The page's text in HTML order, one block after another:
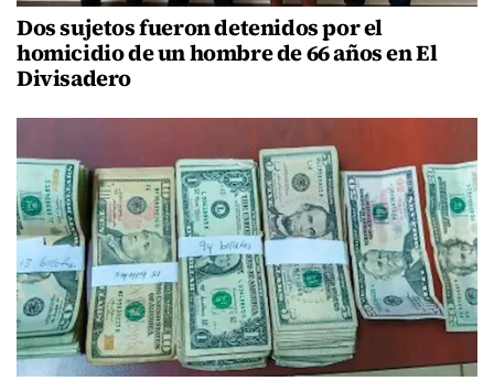
Dos sujetos fueron detenidos por el
homicidio de un hombre de 66 años en El
Divisadero